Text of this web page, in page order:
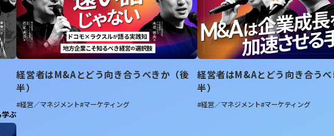
経営者はM&Aとどう向き合うべきか（後
半）
#経営／マネジメント#マーケティング
経営者はM&Aとどう向き合う
半）
#経営／マネジメント#マーケティング
学ぶ